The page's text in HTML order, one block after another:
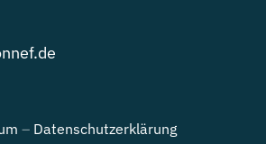
– Datenschutzerklärung